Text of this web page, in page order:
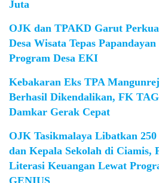
Juta
OJK dan TPAKD Garut
Desa Wisata Tepas
Program Desa EKI
Kebakaran Eks TPA
Berhasil Dikendalikan, FK
Damkar Gerak Cepat
OJK Tasikmalaya Libatkan
dan Kepala Sekolah di Ciamis,
Literasi Keuangan Lewat
GENIUS